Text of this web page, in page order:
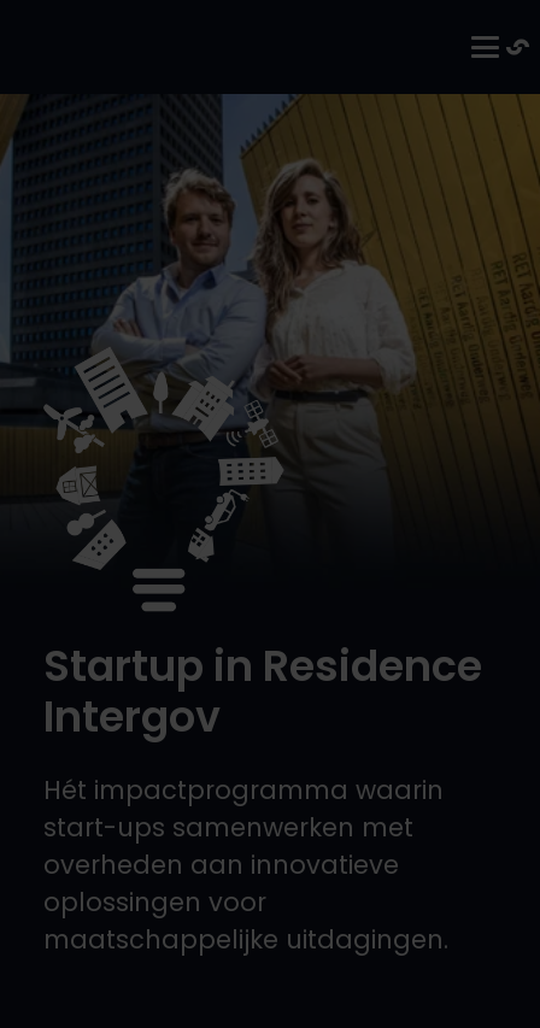
Startup in Residence
Intergov
Hét impactprogramma waarin
start-ups samenwerken met
overheden aan innovatieve
oplossingen voor
maatschappelijke uitdagingen.